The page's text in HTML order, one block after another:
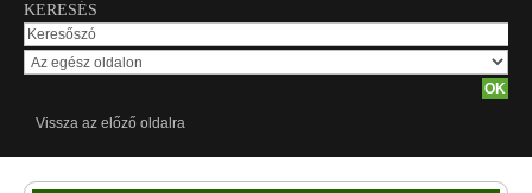
KERESÉS
Vissza az előző oldalra